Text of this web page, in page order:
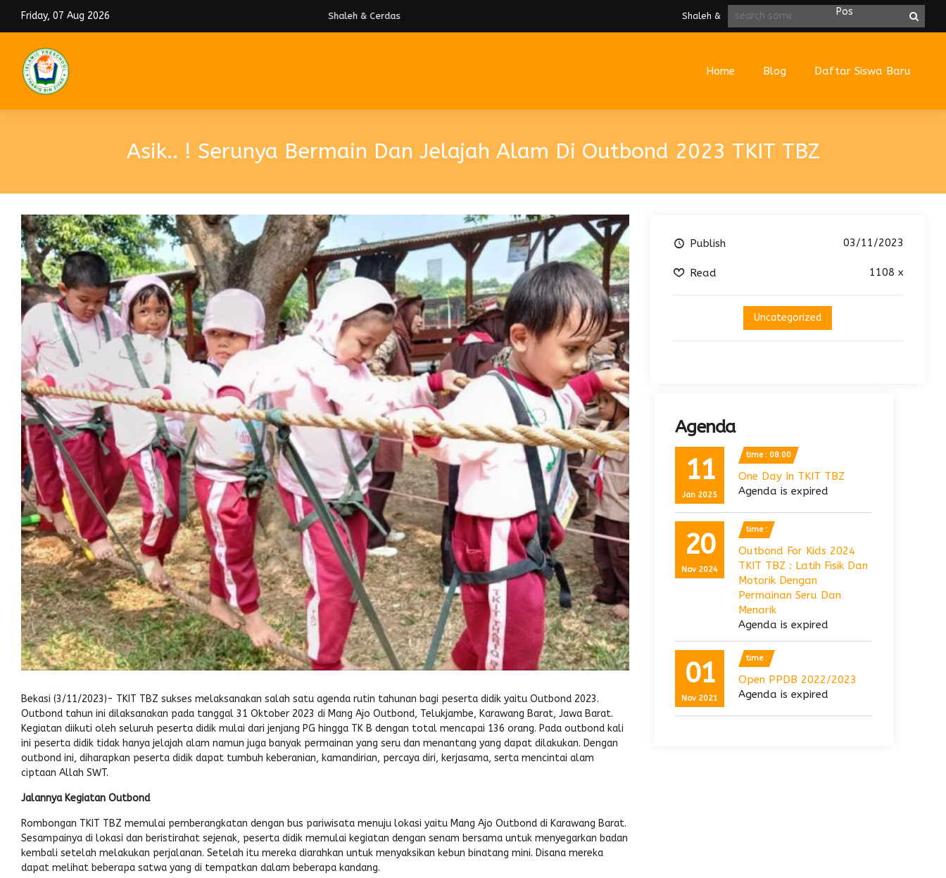
Friday, 07 Aug 2026 Shaleh & Cerdas
Shaleh & Cerdas
Home Blog Daftar Siswa Baru
Asik.. ! Serunya Bermain Dan Jelajah Alam Di Outbond 2023 TKIT TBZ
Bekasi (3/11/2023)- TKIT TBZ sukses melaksanakan salah satu agenda rutin tahunan bagi peserta didik yaitu Outbond 2023.
Outbond tahun ini dilaksanakan pada tanggal 31 Oktober 2023 di Mang Ajo Outbond, Telukjambe, Karawang Barat, Jawa Barat.
Kegiatan diikuti oleh seluruh peserta didik mulai dari jenjang PG hingga TK B dengan total mencapai 136 orang. Pada outbond kali
ini peserta didik tidak hanya jelajah alam namun juga banyak permainan yang seru dan menantang yang dapat dilakukan. Dengan
outbond ini, diharapkan peserta didik dapat tumbuh keberanian, kamandirian, percaya diri, kerjasama, serta mencintai alam
ciptaan Allah SWT.
Jalannya Kegiatan Outbond
Rombongan TKIT TBZ memulai pemberangkatan dengan bus pariwisata menuju lokasi yaitu Mang Ajo Outbond di Karawang Barat.
Sesampainya di lokasi dan beristirahat sejenak, peserta didik memulai kegiatan dengan senam bersama untuk menyegarkan badan
kembali setelah melakukan perjalanan. Setelah itu mereka diarahkan untuk menyaksikan kebun binatang mini. Disana mereka
dapat melihat beberapa satwa yang di tempatkan dalam beberapa kandang.
Publish 03/11/2023
Read 1108 x
Uncategorized
Agenda
11
Jan 2025
time : 08:00
One Day In TKIT TBZ
Agenda is expired
20
Nov 2024
time :
Outbond For Kids 2024
TKIT TBZ : Latih Fisik Dan
Motorik Dengan
Permainan Seru Dan
Menarik
Agenda is expired
01
Nov 2021
time :
Open PPDB 2022/2023
Agenda is expired